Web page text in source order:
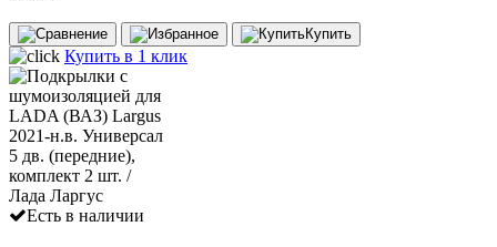
Купить
Купить в 1 клик
Есть в наличии